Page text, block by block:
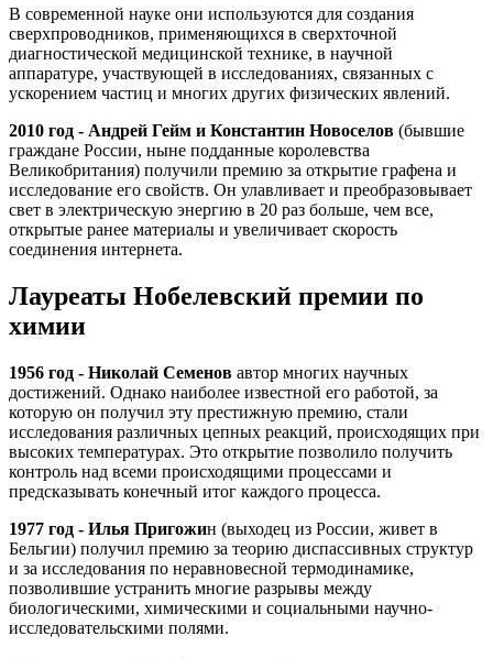
В современной науке они используются для создания
сверхпроводников, применяющихся в сверхточной
диагностической медицинской технике, в научной
аппаратуре, участвующей в исследованиях, связанных с
ускорением частиц и многих других физических явлений.
2010 год ‐ Андрей Гейм и Константин Новоселов (бывшие
граждане России, ныне подданные королевства
Великобритания) получили премию за открытие графена и
исследование его свойств. Он улавливает и преобразовывает
свет в электрическую энергию в 20 раз больше, чем все,
открытые ранее материалы и увеличивает скорость
соединения интернета.
Лауреаты Нобелевский премии по
химии
1956 год ‐ Николай Семенов автор многих научных
достижений. Однако наиболее известной его работой, за
которую он получил эту престижную премию, стали
исследования различных цепных реакций, происходящих при
высоких температурах. Это открытие позволило получить
контроль над всеми происходящими процессами и
предсказывать конечный итог каждого процесса.
1977 год ‐ Илья Пригожин (выходец из России, живет в
Бельгии) получил премию за теорию диспассивных структур
и за исследования по неравновесной термодинамике,
позволившие устранить многие разрывы между
биологическими, химическими и социальными научно-
исследовательскими полями.